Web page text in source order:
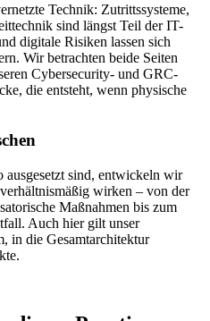
Technik: Zutrittssysteme,
sind längst Teil der IT-
digitale Risiken lassen sich
Wir betrachten beide Seiten
Cybersecurity- und GRC-
die entsteht, wenn physische
ausgesetzt sind, entwickeln wir
wirken – von der
Maßnahmen bis zum
Auch hier gilt unser
in die Gesamtarchitektur